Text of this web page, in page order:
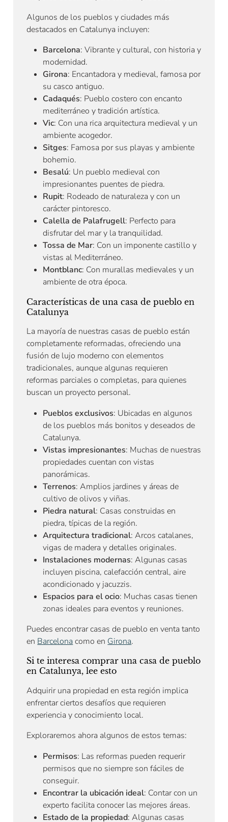
Algunos de los pueblos y ciudades más
destacados en Catalunya incluyen:
Barcelona: Vibrante y cultural, con historia y
modernidad.
Girona: Encantadora y medieval, famosa por
su casco antiguo.
Cadaqués: Pueblo costero con encanto
mediterráneo y tradición artística.
Vic: Con una rica arquitectura medieval y un
ambiente acogedor.
Sitges: Famosa por sus playas y ambiente
bohemio.
Besalú: Un pueblo medieval con
impresionantes puentes de piedra.
Rupit: Rodeado de naturaleza y con un
carácter pintoresco.
Calella de Palafrugell: Perfecto para
disfrutar del mar y la tranquilidad.
Tossa de Mar: Con un imponente castillo y
vistas al Mediterráneo.
Montblanc: Con murallas medievales y un
ambiente de otra época.
Características de una casa de pueblo en
Catalunya
La mayoría de nuestras casas de pueblo están
completamente reformadas, ofreciendo una
fusión de lujo moderno con elementos
tradicionales, aunque algunas requieren
reformas parciales o completas, para quienes
buscan un proyecto personal.
Pueblos exclusivos: Ubicadas en algunos
de los pueblos más bonitos y deseados de
Catalunya.
Vistas impresionantes: Muchas de nuestras
propiedades cuentan con vistas
panorámicas.
Terrenos: Amplios jardines y áreas de
cultivo de olivos y viñas.
Piedra natural: Casas construidas en
piedra, típicas de la región.
Arquitectura tradicional: Arcos catalanes,
vigas de madera y detalles originales.
Instalaciones modernas: Algunas casas
incluyen piscina, calefacción central, aire
acondicionado y jacuzzis.
Espacios para el ocio: Muchas casas tienen
zonas ideales para eventos y reuniones.
Puedes encontrar casas de pueblo en venta tanto
en Barcelona como en Girona.
Si te interesa comprar una casa de pueblo
en Catalunya, lee esto
Adquirir una propiedad en esta región implica
enfrentar ciertos desafíos que requieren
experiencia y conocimiento local.
Exploraremos ahora algunos de estos temas:
Permisos: Las reformas pueden requerir
permisos que no siempre son fáciles de
conseguir.
Encontrar la ubicación ideal: Contar con un
experto facilita conocer las mejores áreas.
Estado de la propiedad: Algunas casas